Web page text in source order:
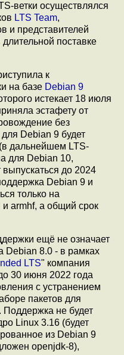
ветки осуществлялся
LTS Team,
и представителей
поставке
к
на базе Debian 9
истекает 18 июля
эстафету от
без
Debian 9 будет
дальнейшем LTS-
для Debian 10,
выпускаться до 2024
Debian 9 и
только на
и armhf, а общий срок
ещё не означает
Debian 8.0 - в рамках
LTS" компания
30 июня 2022 года
с устранением
пакетов для
Поддержка не будет
Linux 3.16 (будет
из Debian 9
openjdk-8),